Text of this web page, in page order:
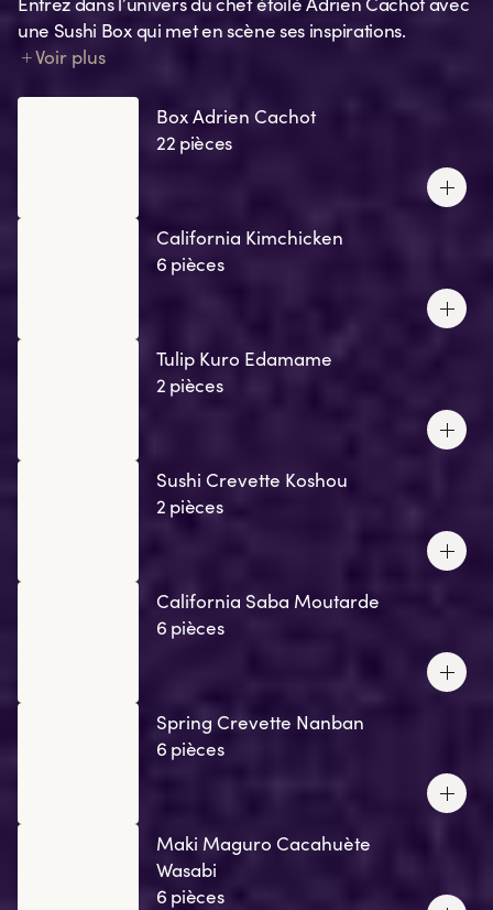
une Sushi Box qui met en scène ses inspirations.
Chaque création traduit un souvenir, une émotion, un
Voir plus
Box Adrien Cachot
22 pièces
California Kimchicken
6 pièces
Tulip Kuro Edamame
2 pièces
Sushi Crevette Koshou
2 pièces
California Saba Moutarde
6 pièces
Spring Crevette Nanban
6 pièces
Maki Maguro Cacahuète
Wasabi
6 pièces